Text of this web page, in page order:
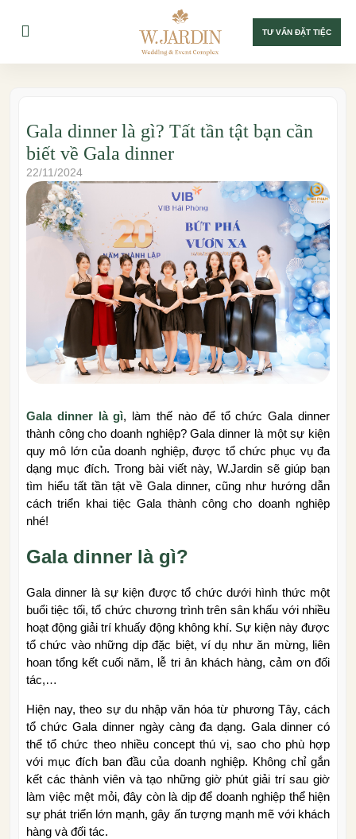
TƯ VẤN ĐẶT TIỆC
Gala dinner là gì? Tất tần tật bạn cần
biết về Gala dinner
22/11/2024
Gala dinner là gì, làm thế nào để tổ chức Gala dinner
thành công cho doanh nghiệp? Gala dinner là một sự kiện
quy mô lớn của doanh nghiệp, được tổ chức phục vụ đa
dạng mục đích. Trong bài viết này, W.Jardin sẽ giúp bạn
tìm hiểu tất tần tật về Gala dinner, cũng như hướng dẫn
cách triển khai tiệc Gala thành công cho doanh nghiệp
nhé!
Gala dinner là gì?
Gala dinner là sự kiện được tổ chức dưới hình thức một
buổi tiệc tối, tổ chức chương trình trên sân khấu với nhiều
hoạt động giải trí khuấy động không khí. Sự kiện này được
tổ chức vào những dịp đặc biệt, ví dụ như ăn mừng, liên
hoan tổng kết cuối năm, lễ tri ân khách hàng, cảm ơn đối
tác,…
Hiện nay, theo sự du nhập văn hóa từ phương Tây, cách
tổ chức Gala dinner ngày càng đa dạng. Gala dinner có
thể tổ chức theo nhiều concept thú vị, sao cho phù hợp
với mục đích ban đầu của doanh nghiệp. Không chỉ gắn
kết các thành viên và tạo những giờ phút giải trí sau giờ
làm việc mệt mỏi, đây còn là dịp để doanh nghiệp thể hiện
sự phát triển lớn mạnh, gây ấn tượng mạnh mẽ với khách
hàng và đối tác.